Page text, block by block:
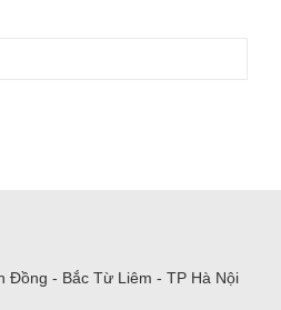
Đồng - Bắc Từ Liêm - TP Hà Nội